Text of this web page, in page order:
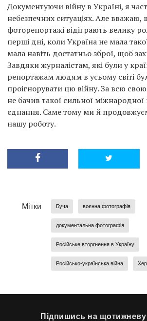
Документуючи війну в Україні, я
небезпечних ситуаціях. Але вважаю,
фоторепортажі відіграють велику
перші дні, коли Україна не мала
мала навіть достатньо зброї, щоб
Завдяки журналістам, які були у
репортажам людям в усьому світі
проігнорувати цю війну. За всю
не бачив такої сильної
єднання. Саме тому ми й
нашу роботу.
Мітки Буча воєнна фотографія
документальна фотографія
Російське вторгнення в Україну
Російсько-українська війна
Підпишись на